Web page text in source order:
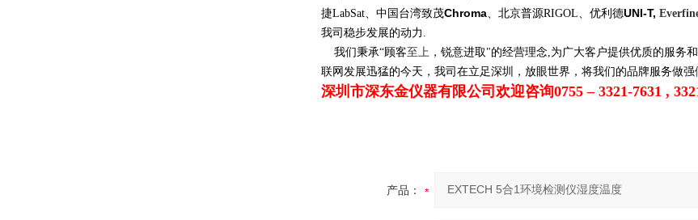
捷LabSat、中国台湾致茂Chroma、 北京普源RIGOL、优利德UNI-T,
我司稳步发展的动力 .
我们秉承“顾客至上 ，锐意进取 "的经营理念,为广大客户提供优质的服务
联网发展迅猛的今天，我司在立足深圳，放眼世界，将我们的品牌服务做
深圳市深东金仪器有限公司欢迎咨询0755 – 3321-7631 ,
产品：